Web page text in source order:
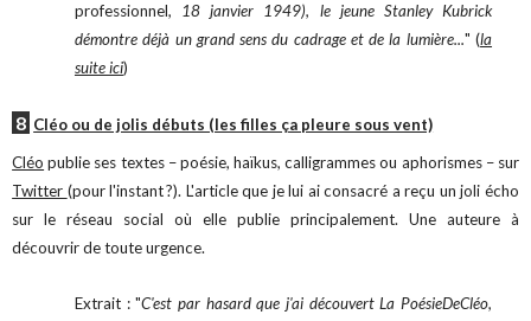
professionnel, 18 janvier 1949), le jeune Stanley Kubrick
démontre déjà un grand sens du cadrage et de la lumière..." (la
suite ici)
8 Cléo ou de jolis débuts (les filles ça pleure sous vent)
Cléo publie ses textes – poésie, haïkus, calligrammes ou aphorismes – sur
Twitter (pour l'instant ?). L'article que je lui ai consacré a reçu un joli écho
sur le réseau social où elle publie principalement. Une auteure à
découvrir de toute urgence.
Extrait : "C'est par hasard que j'ai découvert La PoésieDeCléo,